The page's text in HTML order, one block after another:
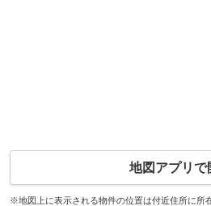
地図アプリで
※地図上に表示される物件の位置は付近住所に所